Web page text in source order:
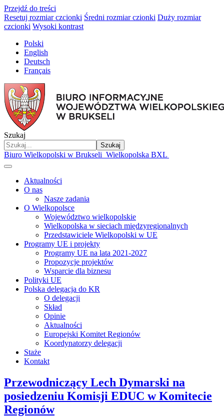
Przejdź do treści
Resetuj rozmiar czcionki Średni rozmiar czionki Duży rozmiar
czcionki Wysoki kontrast
Polski
English
Deutsch
Français
Szukaj
Szukaj
Biuro Wielkopolski w Brukseli Wielkopolska BXL
Aktualności
O nas
Nasze zadania
O Wielkopolsce
Województwo wielkopolskie
Wielkopolska w sieciach międzyregionalnych
Przedstawiciele Wielkopolski w UE
Programy UE i projekty
Programy UE na lata 2021-2027
Propozycje projektów
Wsparcie dla biznesu
Polityki UE
Polska delegacja do KR
O delegacji
Skład
Opinie
Aktualności
Europejski Komitet Regionów
Koordynatorzy delegacji
Staże
Kontakt
Przewodniczący Lech Dymarski na
posiedzeniu Komisji EDUC w Komitecie
Regionów